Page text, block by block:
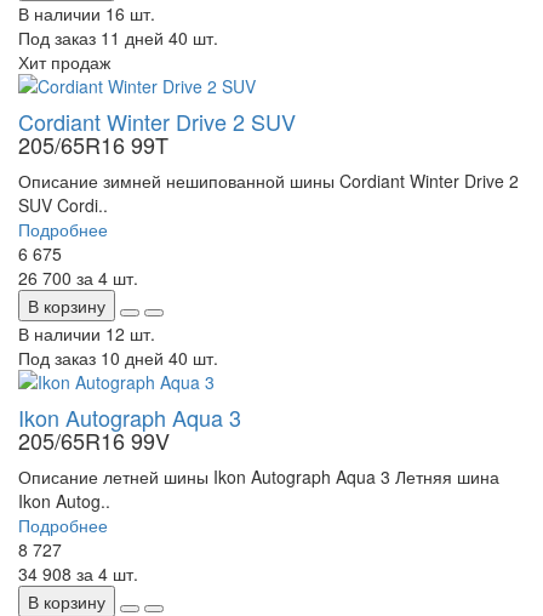
В наличии 16 шт.
Под заказ 11 дней 40 шт.
Хит продаж
Cordiant Winter Drive 2 SUV
205/65R16 99T
Описание зимней нешипованной шины Cordiant Winter Drive 2
SUV Cordi..
Подробнее
6 675
26 700 за 4 шт.
В корзину
В наличии 12 шт.
Под заказ 10 дней 40 шт.
Ikon Autograph Aqua 3
205/65R16 99V
Описание летней шины Ikon Autograph Aqua 3 Летняя шина
Ikon Autog..
Подробнее
8 727
34 908 за 4 шт.
В корзину